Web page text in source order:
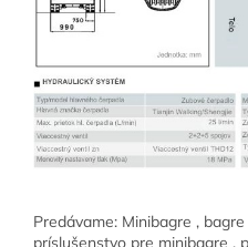
Predávame: Minibagre ,
príslušenstvo pre minibagre ,